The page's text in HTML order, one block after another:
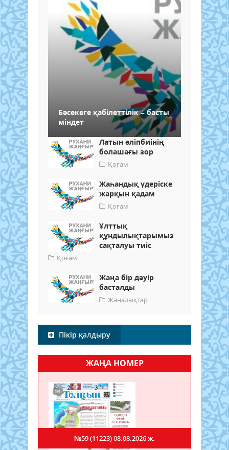
Бәсекеге қабілеттілік – басты
міндет
Латын әліпбиінің
болашағы зор
Қоғам
Жаһандық үдеріске
жарқын қадам
Қоғам
Ұлттық
құндылықтарымыз
сақталуы тиіс
Қоғам
Жаңа бір дәуір
басталды
Жаңалықтар
Пікір қалдыру
ЖАҢА НОМЕР
№59 (11223)08.08.2026 ж.